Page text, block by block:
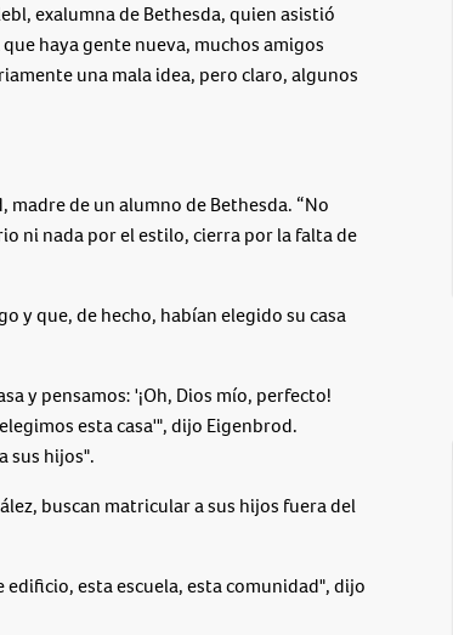
exalumna de Bethesda, quien asistió
haya gente nueva, muchos amigos
una mala idea, pero claro, algunos
de un alumno de Bethesda. “No
ni nada por el estilo, cierra por la falta de
y que, de hecho, habían elegido su casa
y pensamos: '¡Oh, Dios mío, perfecto!
esta casa'", dijo Eigenbrod.
sus hijos".
buscan matricular a sus hijos fuera del
esta escuela, esta comunidad", dijo